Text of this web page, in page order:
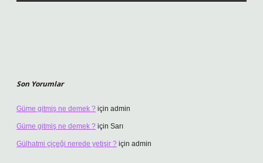
Son Yorumlar
Güme gitmiş ne demek ? için admin
Güme gitmiş ne demek ? için Sarı
Gülhatmi çiçeği nerede yetişir ? için admin